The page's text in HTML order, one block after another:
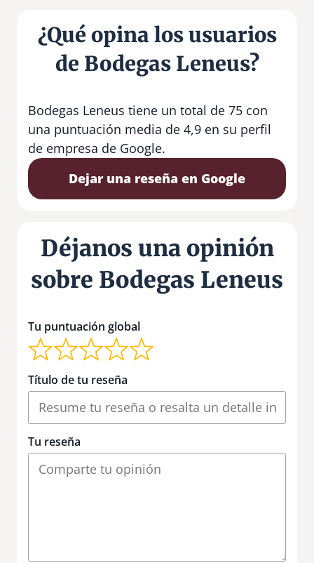
¿Qué opina los usuarios
de Bodegas Leneus?
Bodegas Leneus tiene un total de 75 con
una puntuación media de 4,9 en su perfil
de empresa de Google.
Dejar una reseña en Google
Déjanos una opinión
sobre Bodegas Leneus
Tu puntuación global
Título de tu reseña
Tu reseña